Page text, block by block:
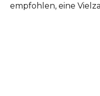
empfohlen, eine